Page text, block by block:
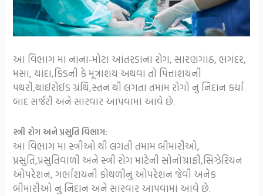
આ વિભાગ મા નાના-મોટા આંતરડાના રોગ, સારણગાંઠ, ભગંદર,
મસા, ચાંદા,કિડની કે મૂત્રાશય અથવા તો પિત્તાશયની
પથરી,થાઈરોઈડ ગ્રંથિ,સ્તન થી લગતા તમામ રોગો નુ નિદાન કર્યા
બાદ સર્જરી અને સારવાર આપવામાં આવે છે.
સ્ત્રી રોગ અને પ્રસુતિ વિભાગ:
આ વિભાગ મા સ્ત્રીઓ થી લગતી તમામ બીમારીઓ,
પ્રસુતિ,પ્રસુતિવાળી અને સ્ત્રી રોગ માટેની સોનોગ્રાફી,સિઝેરિયન
ઓપરેશન, ગર્ભાશયની કોથળીનું ઓપરેશન જેવી અનેક
બીમારીઓ નુ નિદાન અને સારવાર આપવામાં આવે છે.